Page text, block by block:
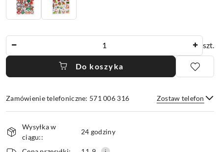
szt.
Do koszyka
Zamówienie telefoniczne: 571 006 316 Zostaw telefon
Dostępność
i
dostawa
Wysyłka w
ciągu::
24 godziny